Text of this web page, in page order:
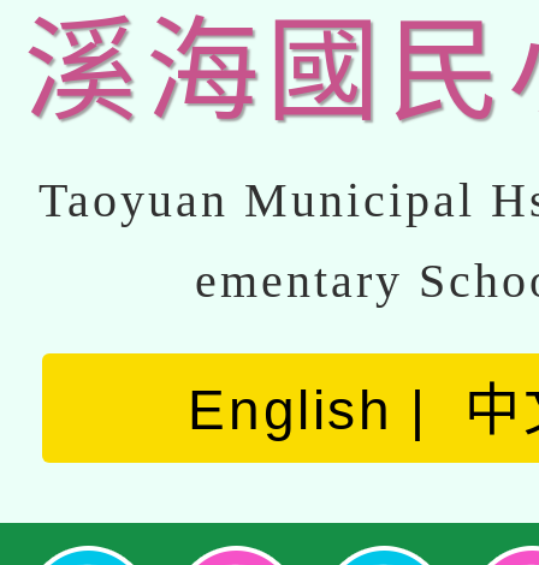
溪海國民
Taoyuan Municipal
ementary
English 中